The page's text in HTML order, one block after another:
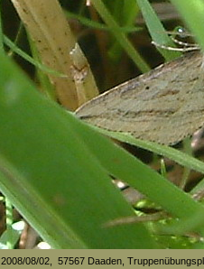
2008/08/02, 57567 Daaden,